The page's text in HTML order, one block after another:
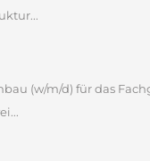
(w/m/d) für das